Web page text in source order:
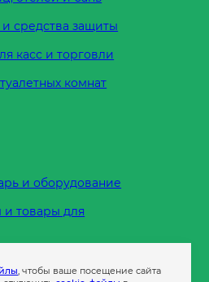
средства защиты
касс и торговли
комнат
и оборудование
и товары для
, чтобы ваше посещение сайта